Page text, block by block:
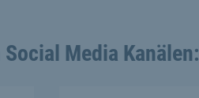
Media Kanälen: